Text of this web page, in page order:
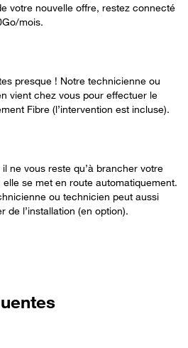
votre nouvelle offre, restez connecté
mois.
presque ! Notre technicienne ou
vient chez vous pour effectuer le
Fibre (l’intervention est incluse).
ne vous reste qu’à brancher votre
elle se met en route automatiquement.
ou technicien peut aussi
de l’installation (en option).